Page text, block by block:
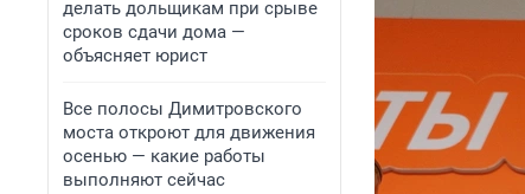
делать дольщикам при срыве
сроков сдачи дома —
объясняет юрист
Все полосы Димитровского
моста откроют для движения
осенью — какие работы
выполняют сейчас